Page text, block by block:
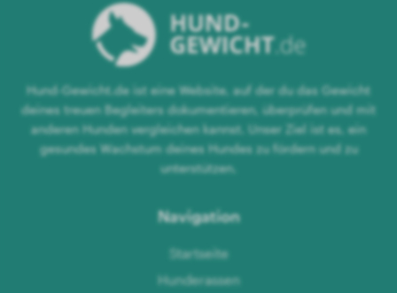
Hund-Gewicht.de ist eine Website, auf der du das Gewicht
deines treuen Begleiters dokumentieren, überprüfen und mit
anderen Hunden vergleichen kannst. Unser Ziel ist es, ein
gesundes Wachstum deines Hundes zu fördern und zu
unterstützen.
Navigation
Startseite
Hunderassen